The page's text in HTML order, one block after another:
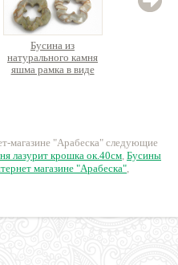
Бусина из
натурального камня
яшма рамка в виде
магазине "Арабеска" следующие
лазурит крошка ок.40см, Бусины
магазине "Арабеска",